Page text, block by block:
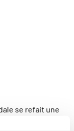
se refait une